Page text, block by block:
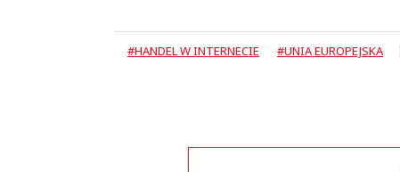
#HANDEL W INTERNECIE #UNIA EUROPEJSKA